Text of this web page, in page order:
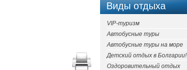
Виды отдыха
VIP-туризм
Автобусные туры
Автобусные туры на море
Детский отдых в Болгарии!
Оздоровительный отдых